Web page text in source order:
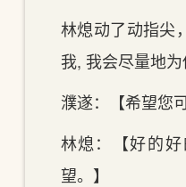
林熄动了动指尖
我‌, 我‌会尽量地为
濮遂：【希望您
林熄：【好‌的
望。】